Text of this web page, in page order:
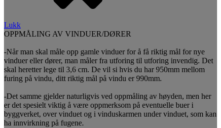
Lukk
OPPMÅLING AV VINDUER/DØRER
-Når man skal måle opp gamle vinduer for å få riktig mål for nye
vinduer eller dører, man måler fra utforing til utforing invendig. Det
skal heretter lege til 3,6 cm. De vil si hvis du har 950mm mellom
furing på vindu, ditt riktig mål på vindu er 990mm.
-Det samme gjelder naturligvis ved oppmåling av høyden, men her
er det spesielt viktig å være oppmerksom på eventuelle buer i
byggverket, over vinduet og i vinduskarmen under vinduet, som kan
ha innvirkning på fugene.